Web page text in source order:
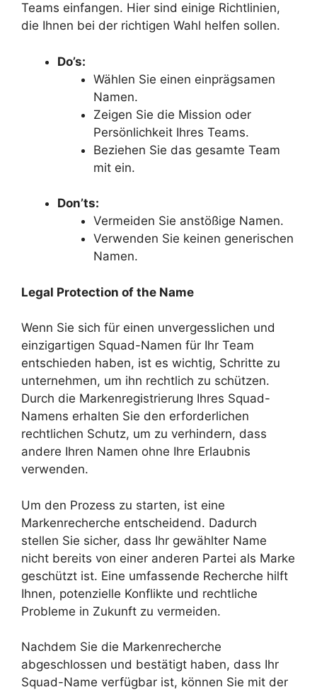
Teams einfangen. Hier sind einige Richtlinien,
die Ihnen bei der richtigen Wahl helfen sollen.
Do’s:
Wählen Sie einen einprägsamen
Namen.
Zeigen Sie die Mission oder
Persönlichkeit Ihres Teams.
Beziehen Sie das gesamte Team
mit ein.
Don’ts:
Vermeiden Sie anstößige Namen.
Verwenden Sie keinen generischen
Namen.
Legal Protection of the Name
Wenn Sie sich für einen unvergesslichen und
einzigartigen Squad-Namen für Ihr Team
entschieden haben, ist es wichtig, Schritte zu
unternehmen, um ihn rechtlich zu schützen.
Durch die Markenregistrierung Ihres Squad-
Namens erhalten Sie den erforderlichen
rechtlichen Schutz, um zu verhindern, dass
andere Ihren Namen ohne Ihre Erlaubnis
verwenden.
Um den Prozess zu starten, ist eine
Markenrecherche entscheidend. Dadurch
stellen Sie sicher, dass Ihr gewählter Name
nicht bereits von einer anderen Partei als Marke
geschützt ist. Eine umfassende Recherche hilft
Ihnen, potenzielle Konflikte und rechtliche
Probleme in Zukunft zu vermeiden.
Nachdem Sie die Markenrecherche
abgeschlossen und bestätigt haben, dass Ihr
Squad-Name verfügbar ist, können Sie mit der